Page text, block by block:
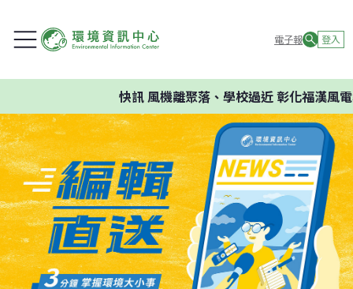
電子報 登入
快訊風機離聚落、學校過近 彰化福漢風電